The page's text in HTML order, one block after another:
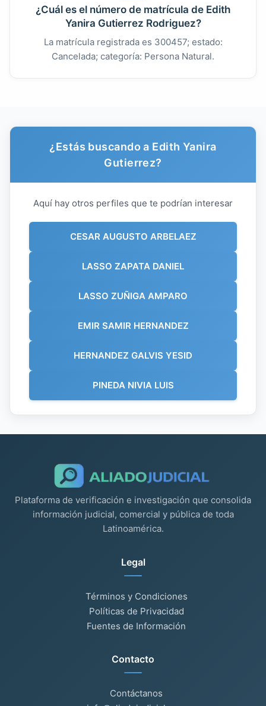
¿Cuál es el número de matrícula de Edith
Yanira Gutierrez Rodriguez?
La matrícula registrada es 300457; estado:
Cancelada; categoría: Persona Natural.
¿Estás buscando a Edith Yanira
Gutierrez?
Aquí hay otros perfiles que te podrían interesar
CESAR AUGUSTO ARBELAEZ
LASSO ZAPATA DANIEL
LASSO ZUÑIGA AMPARO
EMIR SAMIR HERNANDEZ
HERNANDEZ GALVIS YESID
PINEDA NIVIA LUIS
Plataforma de verificación e investigación que consolida
información judicial, comercial y pública de toda
Latinoamérica.
Legal
Términos y Condiciones
Políticas de Privacidad
Fuentes de Información
Contacto
Contáctanos